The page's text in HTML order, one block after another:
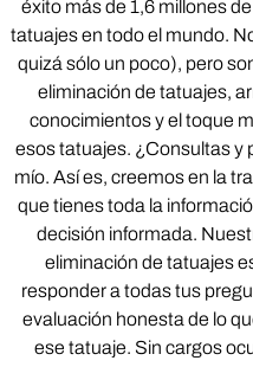
éxito más de 1,6 millones
tatuajes en todo el mundo.
quizá sólo un poco), pero
eliminación de tatuajes,
conocimientos y el toque
esos tatuajes. ¿Consultas y
mío. Así es, creemos en la
que tienes toda la
decisión informada.
eliminación de tatuajes
responder a todas tus
evaluación honesta de lo
ese tatuaje. Sin cargos